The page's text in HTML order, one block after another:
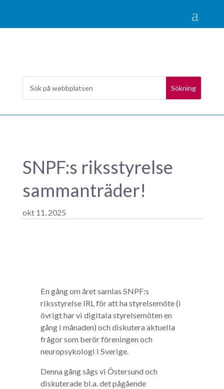
SNPF:s riksstyrelse
sammanträder!
okt 11, 2025
En gång om året samlas SNPF:s
riksstyrelse IRL för att ha styrelsemöte (i
övrigt har vi digitala styrelsemöten en
gång i månaden) och diskutera aktuella
frågor som berör föreningen och
neuropsykologi i Sverige.
Denna gång sågs vi Östersund och
diskuterade bl.a. det pågående